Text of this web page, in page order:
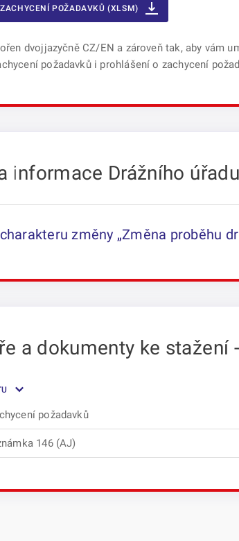
ZACHYCENÍ POŽADAVKŮ (XLSM)
dvojjazyčně CZ/EN a zároveň tak, aby vám
požadavků i prohlášení o zachycení
informace Drážního
změny „Změna proběhu
a dokumenty ke stažení
požadavků
146 (AJ)